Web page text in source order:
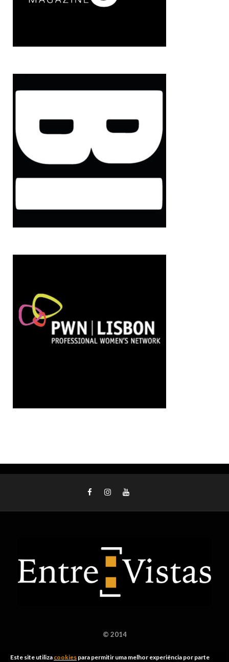
© 2014
Este site utiliza cookies para permitir uma melhor experiência por parte